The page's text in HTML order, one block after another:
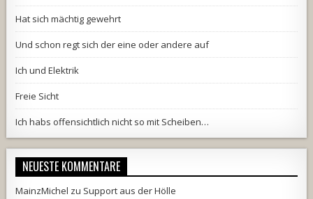
Hat sich mächtig gewehrt
Und schon regt sich der eine oder andere auf
Ich und Elektrik
Freie Sicht
Ich habs offensichtlich nicht so mit Scheiben…
NEUESTE KOMMENTARE
MainzMichel zu Support aus der Hölle